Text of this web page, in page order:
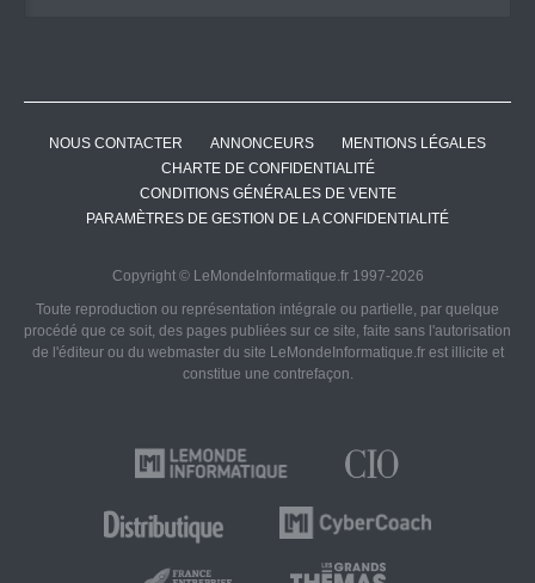
NOUS CONTACTER ANNONCEURS
MENTIONS LÉGALES
CHARTE DE CONFIDENTIALITÉ
CONDITIONS GÉNÉRALES DE VENTE
PARAMÈTRES DE GESTION DE LA CONFIDENTIALITÉ
Copyright © LeMondeInformatique.fr 1997-2026
Toute reproduction ou représentation intégrale ou partielle, par quelque
procédé que ce soit, des pages publiées sur ce site, faite sans l'autorisation
de l'éditeur ou du webmaster du site LeMondeInformatique.fr est illicite et
constitue une contrefaçon.